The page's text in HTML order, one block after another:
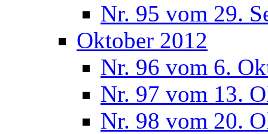
Nr. 95 vom 29.
Oktober 2012
Nr. 96 vom 6.
Nr. 97 vom 13.
Nr. 98 vom 20.